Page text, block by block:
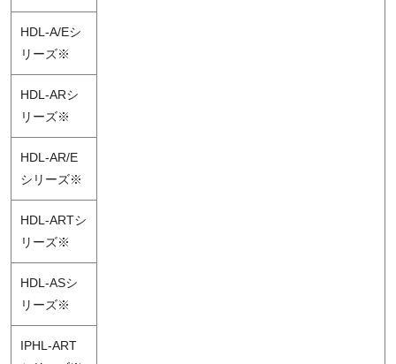
HDL-A/Eシ
リーズ※
HDL-ARシ
リーズ※
HDL-AR/E
シリーズ※
HDL-ARTシ
リーズ※
HDL-ASシ
リーズ※
IPHL-ART